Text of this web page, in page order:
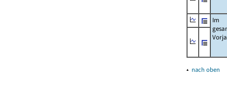
Im
▴ nach oben